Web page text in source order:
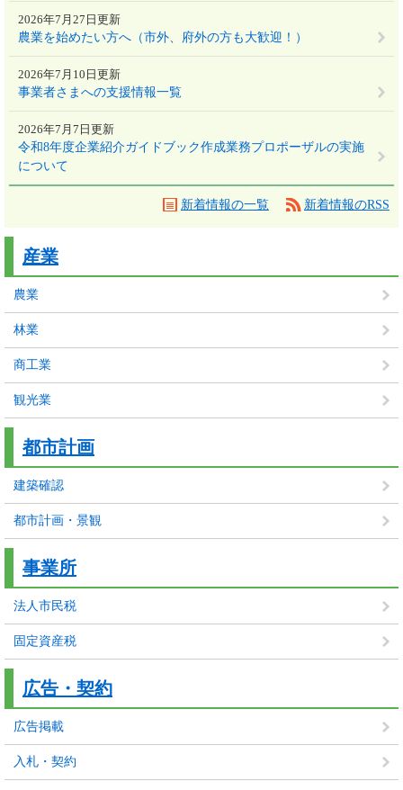
農業を始めたい方へ（市外、府外の方も大歓迎！）
2026年7月27日更新
事業者さまへの支援情報一覧
2026年7月10日更新
令和8年度企業紹介ガイドブック作成業務プロポーザルの実施
について
2026年7月7日更新
新着情報の一覧 新着情報のRSS
産業
農業
林業
商工業
観光業
都市計画
建築確認
都市計画・景観
事業所
法人市民税
固定資産税
広告・契約
広告掲載
入札・契約